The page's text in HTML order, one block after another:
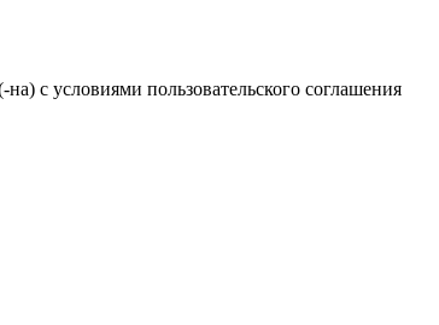
на) с условиями пользовательского соглашения